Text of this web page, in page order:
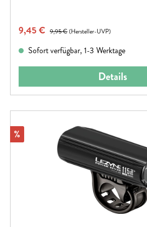
Verkaufspreis:
9,45 € Regulärer Preis:
9,95 €(Hersteller-UVP)
Sofort verfügbar, 1-3 Werktage
Details
Rabatt
%